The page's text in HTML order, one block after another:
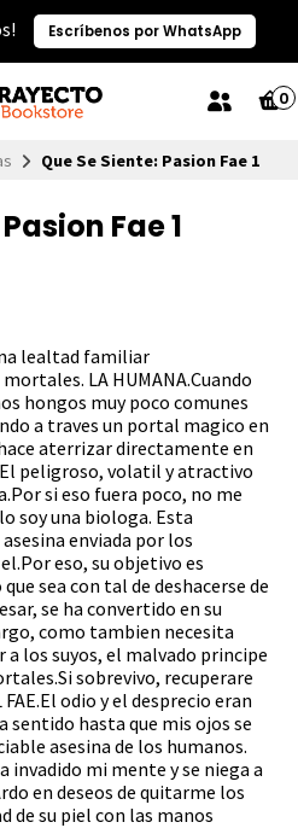
Escríbenos por WhatsApp
0
Que Se Siente: Pasion Fae 1
Fae 1
lealtad familiar
LA HUMANA.Cuando
hongos muy poco comunes
a traves un portal magico en
aterrizar directamente en
peligroso, volatil y atractivo
si eso fuera poco, no me
soy una biologa. Esta
enviada por los
eso, su objetivo es
sea con tal de deshacerse de
se ha convertido en su
como tambien necesita
los suyos, el malvado principe
sobrevivo, recuperare
odio y el desprecio eran
hasta que mis ojos se
asesina de los humanos.
invadido mi mente y se niega a
en deseos de quitarme los
de su piel con las manos